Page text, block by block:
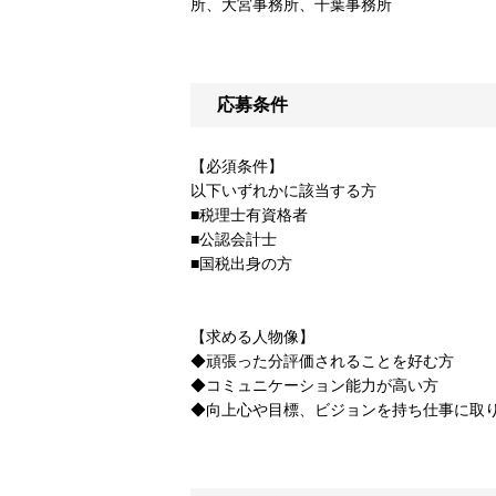
所、大宮事務所、千葉事務所
応募条件
【必須条件】
以下いずれかに該当する方
■税理士有資格者
■公認会計士
■国税出身の方
【求める人物像】
◆頑張った分評価されることを好む方
◆コミュニケーション能力が高い方
◆向上心や目標、ビジョンを持ち仕事に取